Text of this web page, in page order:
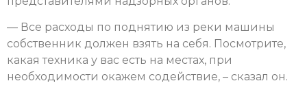
— Все расходы по поднятию из реки машины
собственник должен взять на себя. Посмотрите,
какая техника у вас есть на местах, при
необходимости окажем содействие, – сказал он.